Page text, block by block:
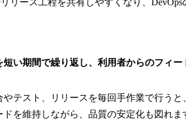
い期間で繰り返し、利用者からのフィ
テスト、リリースを毎回手作業で行う
を維持しながら、品質の安定化も図れま